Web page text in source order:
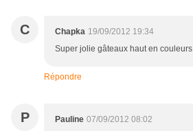
C Chapka 19/09/2012 19:34
Super jolie gâteaux haut en couleurs
Répondre
P Pauline 07/09/2012 08:02